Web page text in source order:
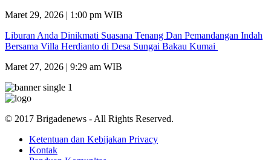
Maret 29, 2026 | 1:00 pm WIB
Liburan Anda Dinikmati Suasana Tenang Dan Pemandangan Indah
Bersama Villa Herdianto di Desa Sungai Bakau Kumai
Maret 27, 2026 | 9:29 am WIB
© 2017 Brigadenews - All Rights Reserved.
Ketentuan dan Kebijakan Privacy
Kontak